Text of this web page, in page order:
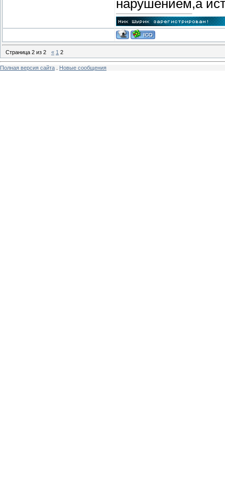
нарушением,а
Страница 2 из 2 « 1 2
Полная версия сайта Новые сообщения